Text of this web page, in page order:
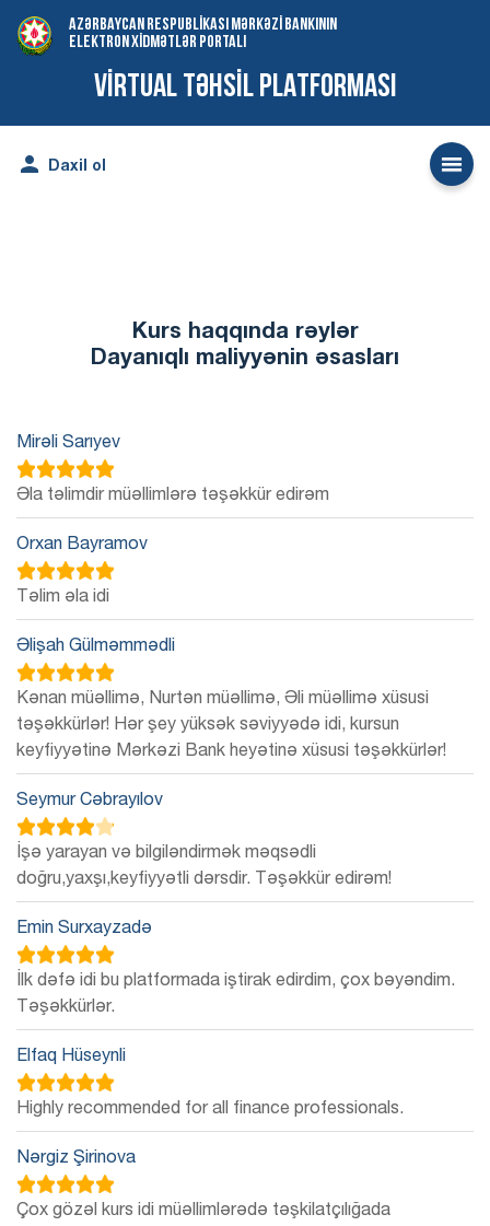
AZƏRBAYCAN RESPUBLİKASI MƏRKƏZİ BANKININ
ELEKTRON XİDMƏTLƏR PORTALI
VİRTUAL TƏHSİL PLATFORMASI
 Daxil ol 
Kurs haqqında rəylər
Dayanıqlı maliyyənin əsasları
Mirəli Sarıyev
Əla təlimdir müəllimlərə təşəkkür edirəm
Orxan Bayramov
Təlim əla idi
Əlişah Gülməmmədli
Kənan müəllimə, Nurtən müəllimə, Əli müəllimə xüsusi
təşəkkürlər! Hər şey yüksək səviyyədə idi, kursun
keyfiyyətinə Mərkəzi Bank heyətinə xüsusi təşəkkürlər!
Seymur Cəbrayılov
İşə yarayan və bilgiləndirmək məqsədli
doğru,yaxşı,keyfiyyətli dərsdir. Təşəkkür edirəm!
Emin Surxayzadə
İlk dəfə idi bu platformada iştirak edirdim, çox bəyəndim.
Təşəkkürlər.
Elfaq Hüseynli
Highly recommended for all finance professionals.
Nərgiz Şirinova
Çox gözəl kurs idi müəllimlərədə təşkilatçılığada